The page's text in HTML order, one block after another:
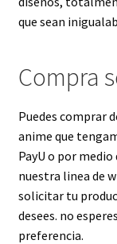
que sean
Compra
Puedes comprar
anime que
PayU o por
nuestra linea de
solicitar tu
desees. no
preferencia.